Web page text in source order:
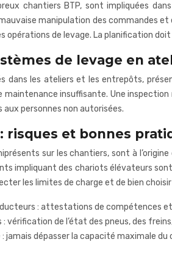
chantiers BTP, sont impliquées
manipulation des commandes et
de levage. La planification
de levage en
dans les ateliers et les entrepôts,
maintenance insuffisante. Une
aux personnes non autorisées.
risques et bonnes
sur les chantiers, sont à
impliquant des chariots élévateurs
les limites de charge et de bien
: attestations de compétences
vérification de l’état des pneus, des
jamais dépasser la capacité maximale du